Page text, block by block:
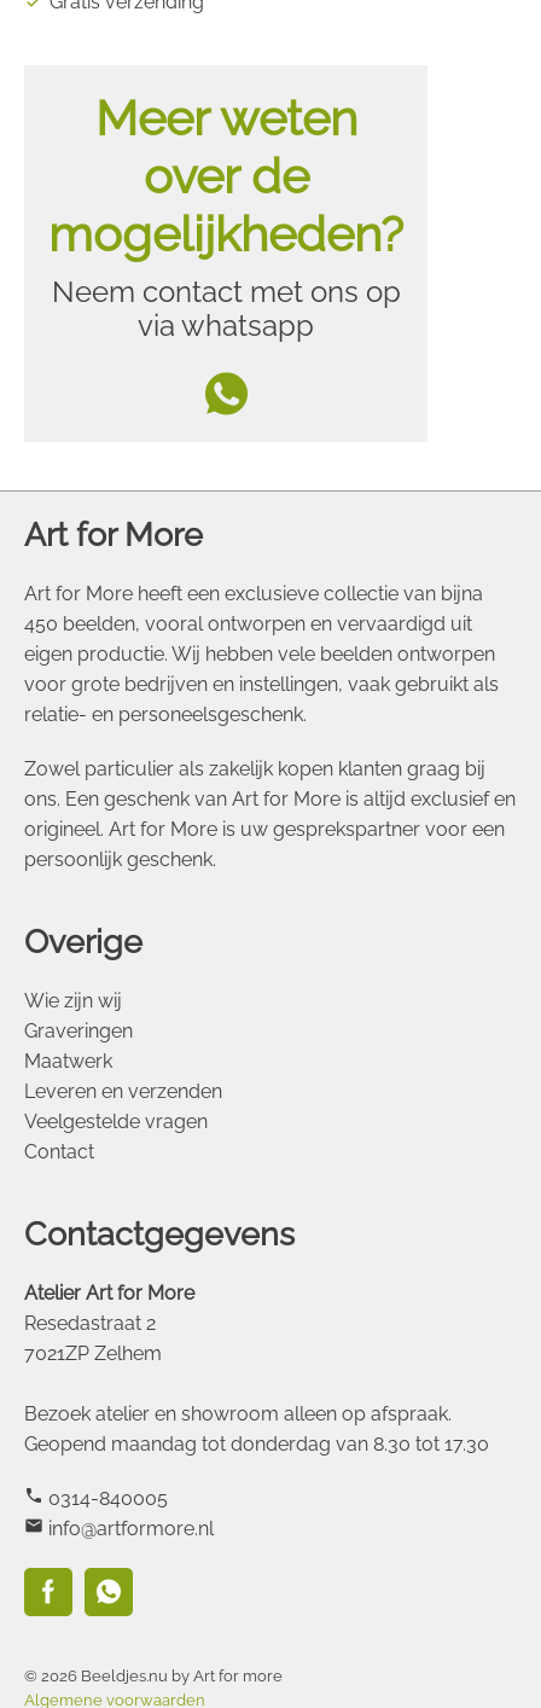
Meer weten
over de
mogelijkheden?
Neem contact met ons op
via whatsapp
Overige
Wie zijn wij
Graveringen
Maatwerk
Leveren en verzenden
Veelgestelde vragen
Contact
Contactgegevens
Atelier Art for More
Resedastraat 2
7021ZP Zelhem
Bezoek atelier en showroom alleen op afspraak.
Geopend maandag tot donderdag van 8.30 tot 17.30
phone 0314-840005
mail info@artformore.nl
Art for More
Art for More heeft een exclusieve collectie van bijna
450 beelden, vooral ontworpen en vervaardigd uit
eigen productie. Wij hebben vele beelden ontworpen
voor grote bedrijven en instellingen, vaak gebruikt als
relatie- en personeelsgeschenk.
Zowel particulier als zakelijk kopen klanten graag bij
ons. Een geschenk van Art for More is altijd exclusief en
origineel. Art for More is uw gesprekspartner voor een
persoonlijk geschenk.
© 2026 Beeldjes.nu by Art for more
Algemene voorwaarden